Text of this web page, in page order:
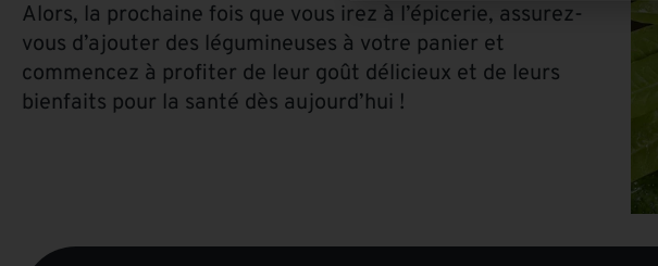
Alors, la prochaine fois que vous irez à l’épicerie, assurez-
vous d’ajouter des légumineuses à votre panier et
commencez à profiter de leur goût délicieux et de leurs
bienfaits pour la santé dès aujourd’hui !